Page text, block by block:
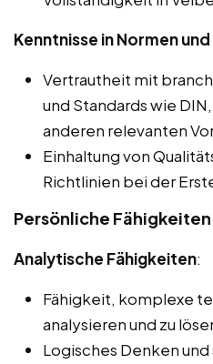
Kenntnisse in Normen
Vertrautheit mit
und Standards wie
anderen relevanten
Einhaltung von
Richtlinien bei der
Persönliche Fähigkeiten
Analytische Fähigkeiten:
Fähigkeit, komplexe
analysieren und zu
Logisches Denken